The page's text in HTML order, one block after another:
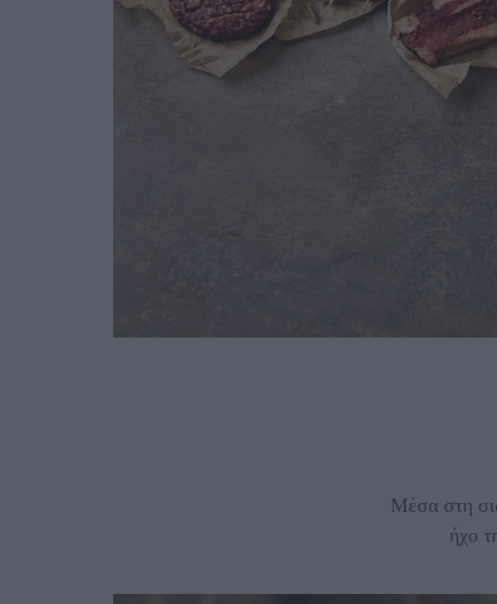
Μέσα στη
ήχο